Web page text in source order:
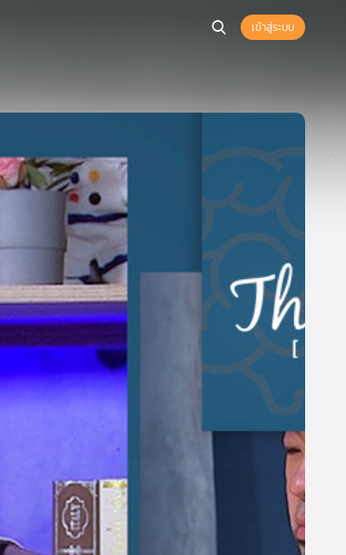
เข้าสู่ระบบ